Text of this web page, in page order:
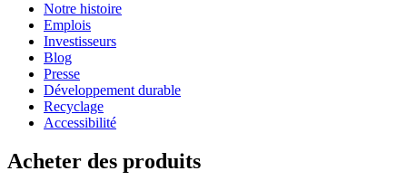
Notre histoire
Emplois
Investisseurs
Blog
Presse
Développement durable
Recyclage
Accessibilité
Acheter des produits